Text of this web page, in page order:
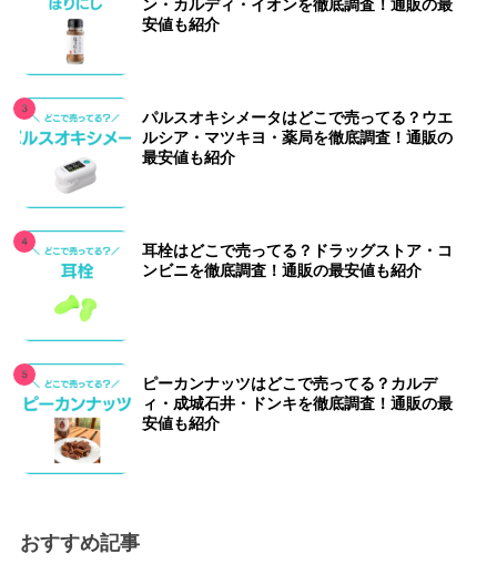
ン・カルディ・イオンを徹底調査！通販の最
安値も紹介
パルスオキシメータはどこで売ってる？ウエ
ルシア・マツキヨ・薬局を徹底調査！通販の
最安値も紹介
耳栓はどこで売ってる？ドラッグストア・コ
ンビニを徹底調査！通販の最安値も紹介
ピーカンナッツはどこで売ってる？カルデ
ィ・成城石井・ドンキを徹底調査！通販の最
安値も紹介
おすすめ記事